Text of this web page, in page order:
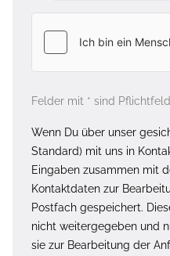
Felder mit * sind
Wenn Du über unser
Standard) mit uns in
Eingaben zusammen mit
Kontaktdaten zur
Postfach gespeichert.
nicht weitergegeben und
sie zur Bearbeitung der